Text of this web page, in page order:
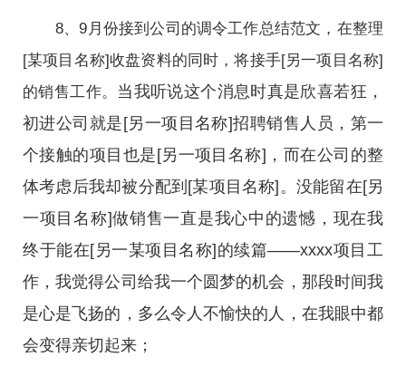
8、9月份接到公司的调令工作总结范文，在整理
[某项目名称]收盘资料的同时，将接手[另一项目名称]
的销售工作。 当我听说这个消息时真是欣喜若狂，
初进公司就是[另一项目名称]招聘销售人员，第一
个接触的项目也是[另一项目名称]，而在公司的整
体考虑后我却被分配到[某项目名称]。没能留在[另
一项目名称]做销售一直是我心中的遗憾，现在我
终于能在[另一某项目名称]的续篇——xxxx项目工
作，我觉得公司给我一个圆梦的机会，那段时间我
是心是飞扬的，多么令人不愉快的人，在我眼中都
会变得亲切起来；